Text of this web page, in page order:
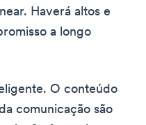
Haverá altos e
a longo
O conteúdo
comunicação são